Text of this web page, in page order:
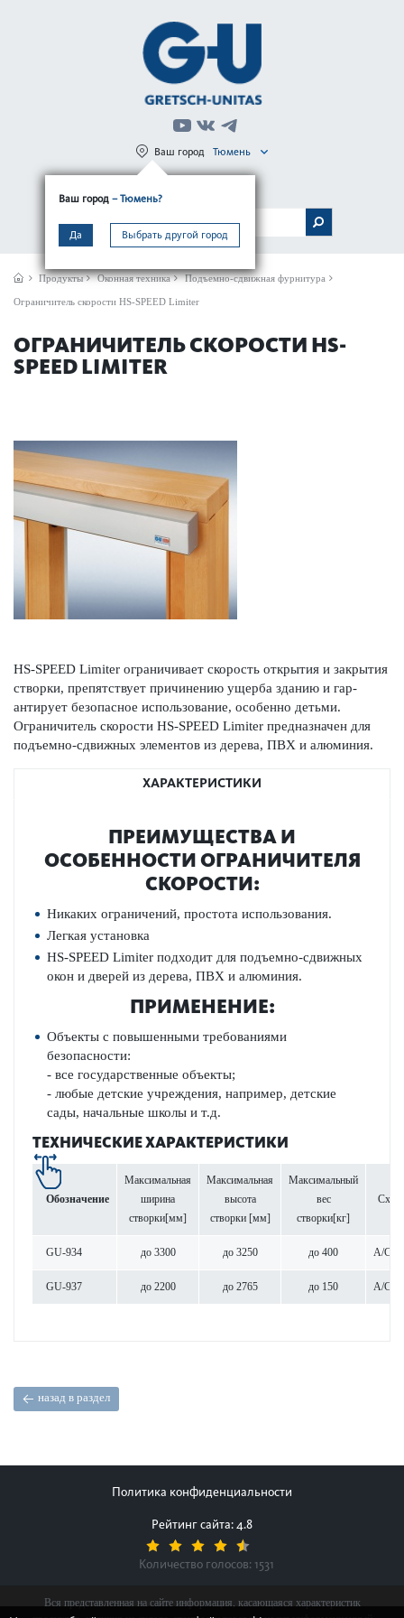
Ваш город – Тюмень?
Да Выбрать другой город
Ваш город Тюмень
МЕНЮ
Продукты Оконная техника Подъемно-сдвижная фурнитура
Ограничитель скорости HS-SPEED Limiter
ОГРАНИЧИТЕЛЬ СКОРОСТИ HS-
SPEED LIMITER
HS-SPEED Limiter ограничивает скор­ость открытия и закрытия
створки, препятствует причинению ущерба зданию и гар­
антирует безоп­асное исполь­зование, особенно детьми.
Ограничитель скор­ости HS-SPEED Limiter предн­азн­ачен для
подъемно-сдвижных элементов из дерева, ПВХ и алюминия.
ХАРАКТЕРИСТИКИ
ПРЕИМУЩЕСТВА И
ОСОБЕННОСТИ ОГРАНИЧИТЕЛЯ
СКОРОСТИ:
Никаких ограничений, простота использования.
Легкая установка
HS-SPEED Limiter подходит для подъемно-сдвижных
окон и дверей из дерева, ПВХ и алюминия.
ПРИМЕНЕНИЕ:
Объекты с повышенными требованиями
безопасности:
- все государственные объекты;
- любые детские учреждения, например, детские
сады, начальные школы и т.д.
ТЕХНИЧЕСКИЕ ХАРАКТЕРИСТИКИ
Обозначение
Максимальная
ширина
створки[мм]
Максимальная
высота
створки [мм]
Максимальный
вес
створки[кг]
GU-934 до 3300 до 3250 до 400 A/C/
GU-937 до 2200 до 2765 до 150 A/C/
назад в раздел
Политика конфиденциальности
Рейтинг сайта: 4.8
Количество голосов: 1531
Вся представленная на сайте информация, касающаяся характеристик